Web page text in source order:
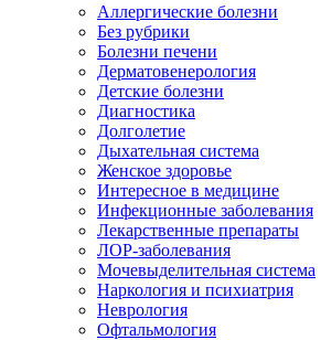
Аллергические болезни
Без рубрики
Болезни печени
Дерматовенерология
Детские болезни
Диагностика
Долголетие
Дыхательная система
Женское здоровье
Интересное в медицине
Инфекционные заболевания
Лекарственные препараты
ЛОР-заболевания
Мочевыделительная система
Наркология и психиатрия
Неврология
Офтальмология